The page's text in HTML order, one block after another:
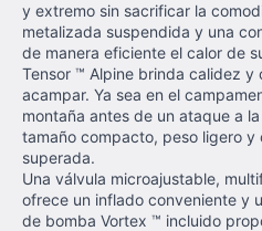
y extremo sin sacrificar la
metalizada suspendida y una
de manera eficiente el calor de
Tensor ™ Alpine brinda calidez y
acampar. Ya sea en el
montaña antes de un ataque a
tamaño compacto, peso ligero y
superada.
Una válvula microajustable,
ofrece un inflado conveniente y
de bomba Vortex ™ incluido